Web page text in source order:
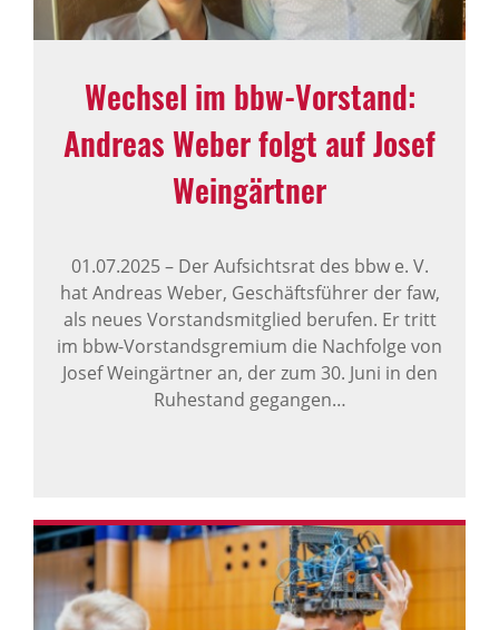
Wechsel im bbw-Vorstand:
Andreas Weber folgt auf Josef
Wein­gärtner
01.07.2025–Der Aufsichtsrat des bbw e. V.
hat Andreas Weber, Geschäftsführer der faw,
als neues Vorstandsmitglied berufen. Er tritt
im bbw-Vorstandsgremium die Nachfolge von
Josef Weingärtner an, der zum 30. Juni in den
Ruhestand gegangen…